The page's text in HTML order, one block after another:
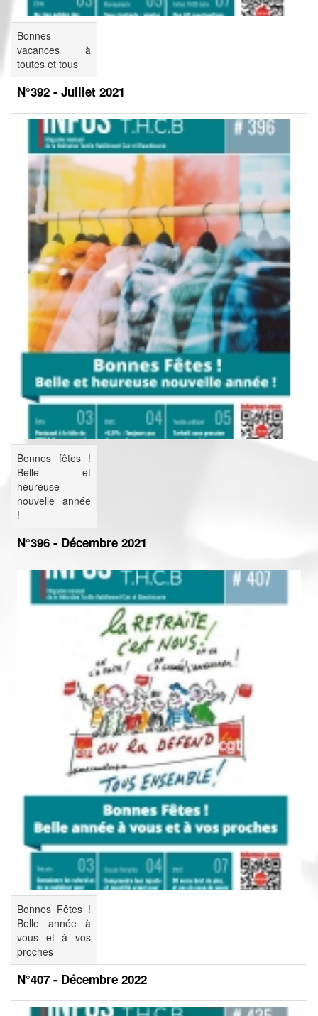
Bonnes
vacances à
toutes et tous
N°392 - Juillet 2021
Bonnes fêtes !
Belle et
heureuse
nouvelle année
!
N°396 - Décembre 2021
Bonnes Fêtes !
Belle année à
vous et à vos
proches
N°407 - Décembre 2022